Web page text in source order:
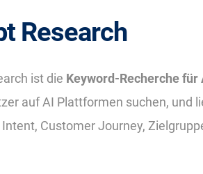
Research
ist die Keyword-Recherche für
auf AI Plattformen suchen, und
Customer Journey,